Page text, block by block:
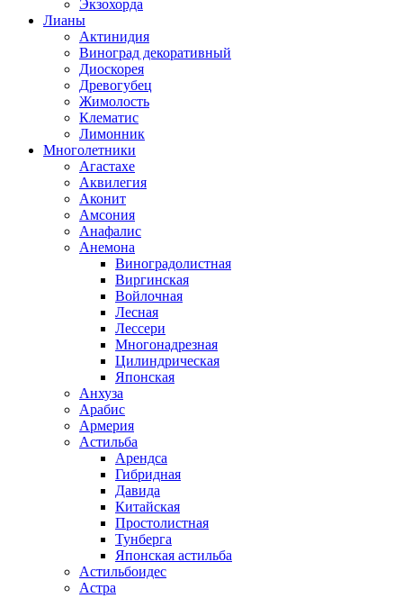
Экзохорда
Лианы
Актинидия
Виноград декоративный
Диоскорея
Древогубец
Жимолость
Клематис
Лимонник
Многолетники
Агастахе
Аквилегия
Аконит
Амсония
Анафалис
Анемона
Виноградолистная
Виргинская
Войлочная
Лесная
Лессери
Многонадрезная
Цилиндрическая
Японская
Анхуза
Арабис
Армерия
Астильба
Арендса
Гибридная
Давида
Китайская
Простолистная
Тунберга
Японская астильба
Астильбоидес
Астра